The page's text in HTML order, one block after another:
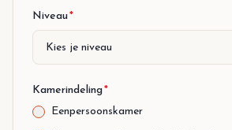
Niveau*
Kamerindeling*
Eenpersoonskamer